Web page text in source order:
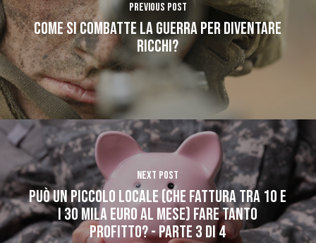
Previous Post
Come si combatte la guerra per diventare
ricchi?
Next Post
PUÒ UN PICCOLO LOCALE (che fattura tra 10 e
i 30 mila euro al mese) FARE TANTO
PROFITTO? - PARTE 3 DI 4